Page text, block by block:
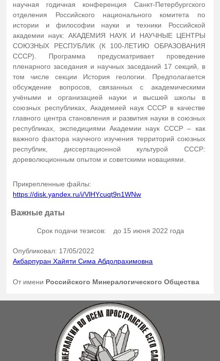
научная годичная конференция Санкт-Петербургского
отделения Российского национального комитета по
истории и философии науки и техники Российской
академии наук: АКАДЕМИЯ НАУК И НАУЧНЫЕ ЦЕНТРЫ
СОЮЗНЫХ РЕСПУБЛИК (К 100-ЛЕТИЮ ОБРАЗОВАНИЯ
СССР). Программа предусматривает проведение
пленарного заседания и научных заседаний 17 секций, в
том числе секции История геологии. Предполагается
обсуждение вопросов, связанных с академическими
учёными и организацией науки и высшей школы в
союзных республиках, Академией наук СССР в качестве
главного центра становления и развития науки в союзных
республиках, экспедициями Академии наук СССР – как
важного фактора научного изучения территорий союзных
республик, диссертационной культурой СССР:
дореволюционным опытом и советскими новациями.
Прикрепленные файлы:
https://disk.yandex.ru/i/VlHYcuqt9n1WNw
Важные даты
Срок подачи тезисов: до 15 июня 2022 года
Опубликовал: 17/05/2022
Акбарпуран Хайяти Сима Абдолрахимовна
От имени Российского Минералогического Общества